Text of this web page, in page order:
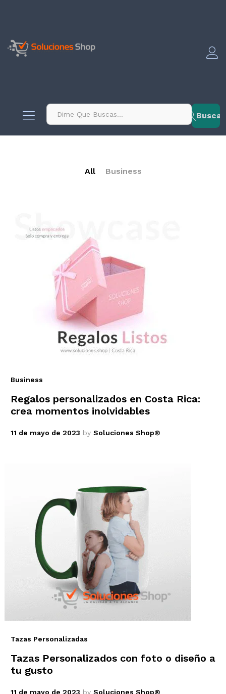
Buscar
All Business
Business
Regalos personalizados en Costa Rica:
crea momentos inolvidables
11 de mayo de 2023 by Soluciones Shop®
Tazas Personalizadas
Tazas Personalizados con foto o diseño a
tu gusto
11 de mayo de 2023 by Soluciones Shop®